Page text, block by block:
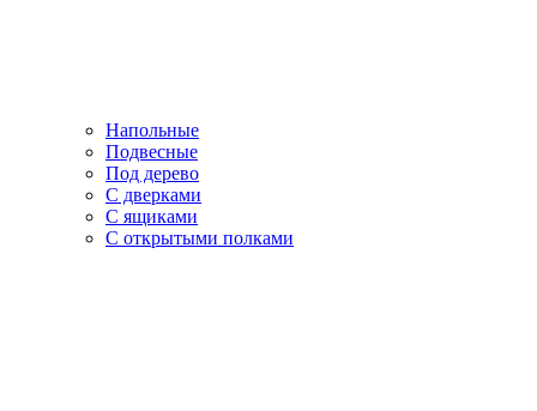
Напольные
Подвесные
Под дерево
С дверками
С ящиками
С открытыми полками